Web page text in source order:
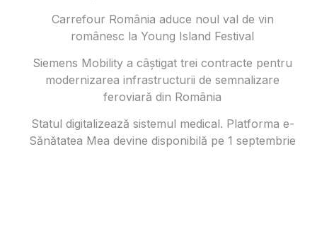
Carrefour România aduce noul val de vin
românesc la Young Island Festival
Siemens Mobility a câștigat trei contracte pentru
modernizarea infrastructurii de semnalizare
feroviară din România
Statul digitalizează sistemul medical. Platforma e-
Sănătatea Mea devine disponibilă pe 1 septembrie